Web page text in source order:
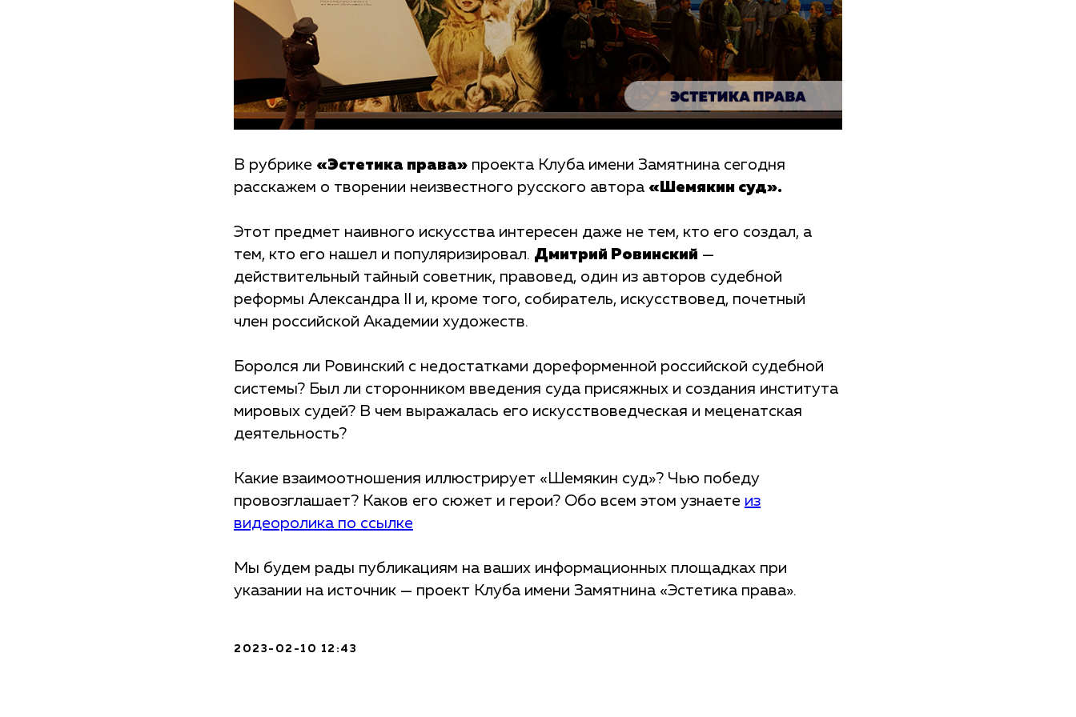
В рубрике «Эстетика права» проекта Клуба имени Замятнина сегодня
расскажем о творении неизвестного русского автора «Шемякин суд».
Этот предмет наивного искусства интересен даже не тем, кто его создал, а
тем, кто его нашел и популяризировал. Дмитрий Ровинский —
действительный тайный советник, правовед, один из авторов судебной
реформы Александра II и, кроме того, собиратель, искусствовед, почетный
член российской Академии художеств.
Боролся ли Ровинский с недостатками дореформенной российской судебной
системы? Был ли сторонником введения суда присяжных и создания института
мировых судей? В чем выражалась его искусствоведческая и меценатская
деятельность?
Какие взаимоотношения иллюстрирует «Шемякин суд»? Чью победу
провозглашает? Каков его сюжет и герои? Обо всем этом узнаете из
видеоролика по ссылке
Мы будем рады публикациям на ваших информационных площадках при
указании на источник — проект Клуба имени Замятнина «Эстетика права».
2023-02-10 12:43